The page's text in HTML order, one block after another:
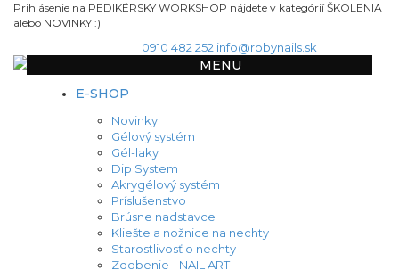
Prihlásenie na PEDIKÉRSKY WORKSHOP nájdete v kategórií ŠKOLENIA
alebo NOVINKY :)
0910 482 252 info@robynails.sk
MENU
E-SHOP
Novinky
Gélový systém
Gél-laky
Dip System
Akrygélový systém
Príslušenstvo
Brúsne nadstavce
Kliešte a nožnice na nechty
Starostlivosť o nechty
Zdobenie - NAIL ART